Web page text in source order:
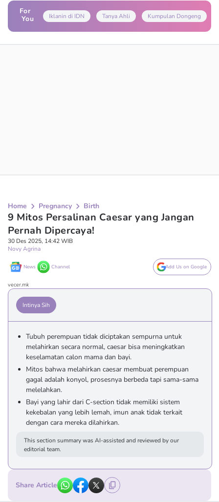
For
You
Iklanin di IDN Tanya Ahli Kumpulan Dongeng
Home Pregnancy Birth
9 Mitos Persalinan Caesar yang Jangan
Pernah Dipercaya!
30 Des 2025, 14:42 WIB
Novy Agrina
News Channel Add Us on Google
vecer.mk
Intinya Sih
Tubuh perempuan tidak diciptakan sempurna untuk
melahirkan secara normal, caesar bisa meningkatkan
keselamatan calon mama dan bayi.
Mitos bahwa melahirkan caesar membuat perempuan
gagal adalah konyol, prosesnya berbeda tapi sama-sama
melelahkan.
Bayi yang lahir dari C-section tidak memiliki sistem
kekebalan yang lebih lemah, imun anak tidak terkait
dengan cara mereka dilahirkan.
This section summary was AI-assisted and reviewed by our
editorial team.
Share Article